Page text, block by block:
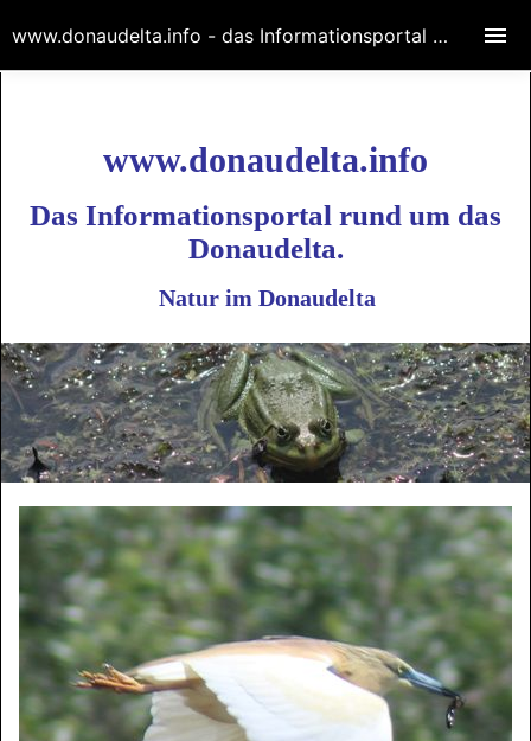
www.donaudelta.info
Das Informationsportal rund um das
Donaudelta.
Natur im Donaudelta
www.donaudelta.info - das Informationsportal Rund um das Donaudelta